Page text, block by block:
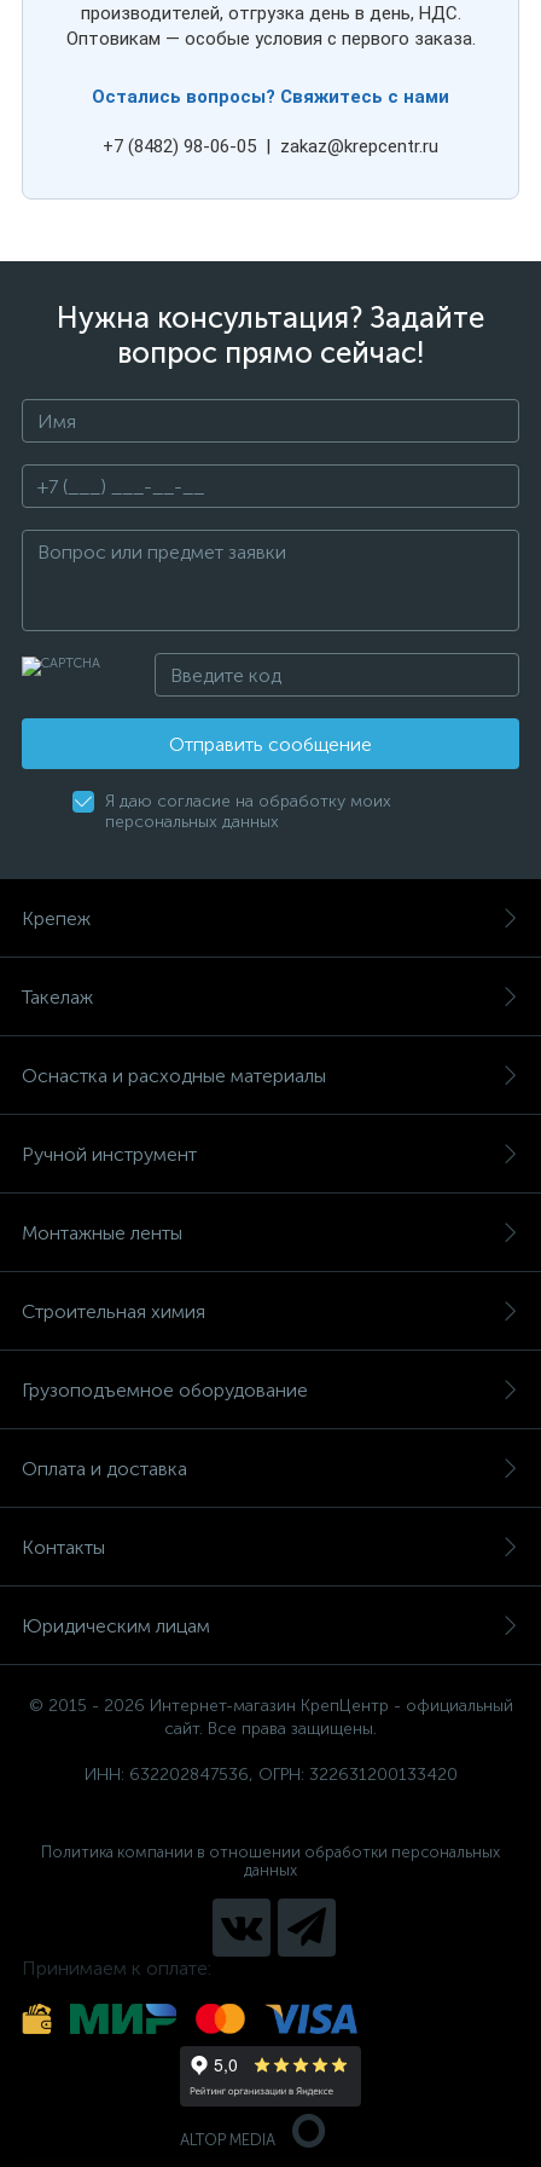
производителей, отгрузка день в день, НДС.
Оптовикам — особые условия с первого заказа.
Остались вопросы? Свяжитесь с нами
+7 (8482) 98-06-05 | zakaz@krepcentr.ru
Нужна консультация? Задайте
вопрос прямо сейчас!
Отправить сообщение
Я даю согласие на обработку моих
персональных данных
Крепеж
Такелаж
Оснастка и расходные материалы
Ручной инструмент
Монтажные ленты
Строительная химия
Грузоподъемное оборудование
Оплата и доставка
Контакты
Юридическим лицам
© 2015 - 2026 Интернет-магазин КрепЦентр - официальный
сайт. Все права защищены.
ИНН: 632202847536, ОГРН: 322631200133420
Политика компании в отношении обработки персональных
данных
Принимаем к оплате:
ALTOP MEDIA